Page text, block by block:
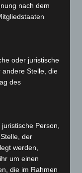
nach dem
oder juristische
andere Stelle, die
des
Person,
der
werden,
um einen
die im Rahmen